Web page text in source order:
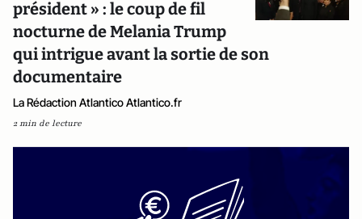
président » : le coup de fil
nocturne de Melania Trump
qui intrigue avant la sortie de son
documentaire
La Rédaction Atlantico Atlantico.fr
2 min de lecture